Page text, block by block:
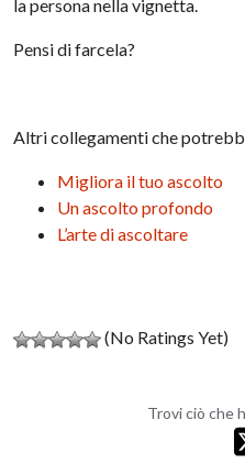
la persona nella vignetta.
Pensi di farcela?
Altri collegamenti che
Migliora il tuo ascolto
Un ascolto profondo
L’arte di ascoltare
(No Ratings Yet)
Trovi ciò che